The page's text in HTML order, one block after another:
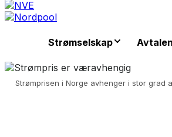
Strømselskap
Strømprisen i Norge avhenger i stor grad